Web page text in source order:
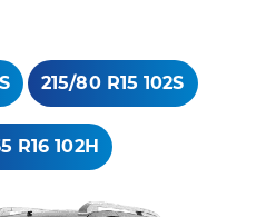
215/80 R15 102S
R16 102H